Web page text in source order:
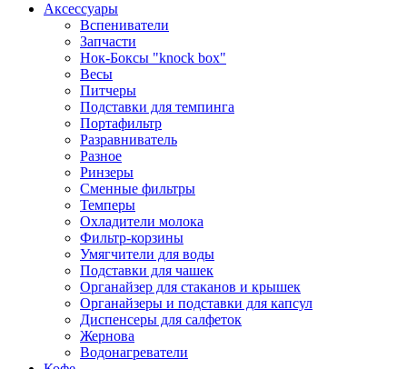
Аксессуары
Вспениватели
Запчасти
Нок-Боксы "knock box"
Весы
Питчеры
Подставки для темпинга
Портафильтр
Разравниватель
Разное
Ринзеры
Сменные фильтры
Темперы
Охладители молока
Фильтр-корзины
Умягчители для воды
Подставки для чашек
Органайзер для стаканов и крышек
Органайзеры и подставки для капсул
Диспенсеры для салфеток
Жернова
Водонагреватели